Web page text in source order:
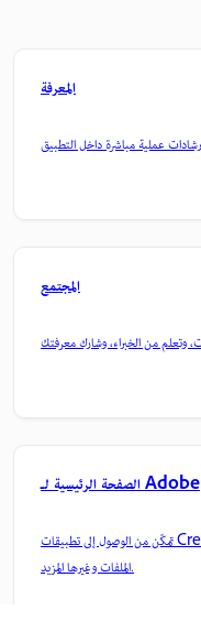
المعرفة
المجتمع
الصفحة الرئيسية لـ Adobe
تمكّن من الوصول إلى تطبيقات Creative Cloud وخدماتها المفضلة بالإضافة إلى إدارة
الملفات وغيرها المزيد.